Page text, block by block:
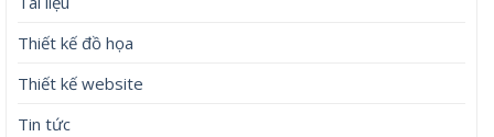
Thiết kế đồ họa
Thiết kế website
Tin tức